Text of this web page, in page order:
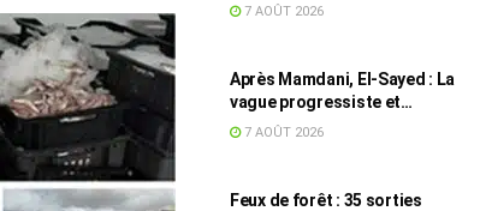
7 AOÛT 2026
Après Mamdani, El-Sayed : La
vague progressiste et
musulmane résiste à l’argent de
7 AOÛT 2026
Feux de forêt : 35 sorties